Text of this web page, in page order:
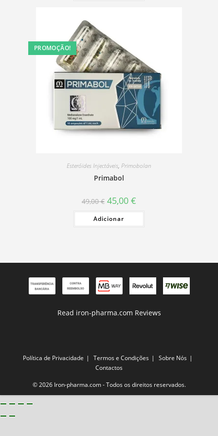
PROMOÇÃO!
Esteróides Injectáveis, Primobolan
Primabol
49,00€ O
preço
original
era:
49,00 €.
45,00 €
atual
45,00 €.
Adicionar
Read iron-pharma.com Reviews
Política de Privacidade Termos e Condições
Sobre Nós
Contactos
© 2026 Iron-pharma.com - Todos os direitos reservados.